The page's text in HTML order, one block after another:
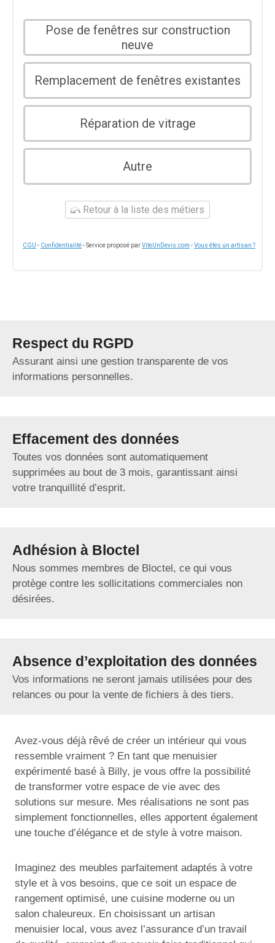
Pose de fenêtres sur construction
neuve
Remplacement de fenêtres existantes
Réparation de vitrage
Autre
Retour à la liste des métiers
CGU - Confidentialité- Service proposé parViteUnDevis.com -Vous êtes un artisan ?
Respect du RGPD
Assurant ainsi une gestion transparente de vos
informations personnelles.
Effacement des données
Toutes vos données sont automatiquement
supprimées au bout de 3 mois, garantissant ainsi
votre tranquillité d’esprit.
Adhésion à Bloctel
Nous sommes membres de Bloctel, ce qui vous
protège contre les sollicitations commerciales non
désirées.
Absence d’exploitation des données
Vos informations ne seront jamais utilisées pour des
relances ou pour la vente de fichiers à des tiers.
Avez-vous déjà rêvé de créer un intérieur qui vous
ressemble vraiment ? En tant que menuisier
expérimenté basé à Billy, je vous offre la possibilité
de transformer votre espace de vie avec des
solutions sur mesure. Mes réalisations ne sont pas
simplement fonctionnelles, elles apportent également
une touche d’élégance et de style à votre maison.
Imaginez des meubles parfaitement adaptés à votre
style et à vos besoins, que ce soit un espace de
rangement optimisé, une cuisine moderne ou un
salon chaleureux. En choisissant un artisan
menuisier local, vous avez l’assurance d’un travail